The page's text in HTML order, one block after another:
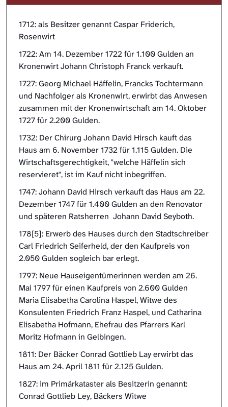
1712: als Besitzer genannt Caspar Friderich,
Rosenwirt
1722: Am 14. Dezember 1722 für 1.100 Gulden an
Kronenwirt Johann Christoph Franck verkauft.
1727: Georg Michael Häffelin, Francks Tochtermann
und Nachfolger als Kronenwirt, erwirbt das Anwesen
zusammen mit der Kronenwirtschaft am 14. Oktober
1727 für 2.200 Gulden.
1732: Der Chirurg Johann David Hirsch kauft das
Haus am 6. November 1732 für 1.115 Gulden. Die
Wirtschaftsgerechtigkeit, "welche Häffelin sich
reservieret", ist im Kauf nicht inbegriffen.
1747: Johann David Hirsch verkauft das Haus am 22.
Dezember 1747 für 1.400 Gulden an den Renovator
und späteren Ratsherren Johann David Seyboth.
178[5]: Erwerb des Hauses durch den Stadtschreiber
Carl Friedrich Seiferheld, der den Kaufpreis von
2.050 Gulden sogleich bar erlegt.
1797: Neue Hauseigentümerinnen werden am 26.
Mai 1797 für einen Kaufpreis von 2.600 Gulden
Maria Elisabetha Carolina Haspel, Witwe des
Konsulenten Friedrich Franz Haspel, und Catharina
Elisabetha Hofmann, Ehefrau des Pfarrers Karl
Moritz Hofmann in Gelbingen.
1811: Der Bäcker Conrad Gottlieb Lay erwirbt das
Haus am 24. April 1811 für 2.125 Gulden.
1827: im Primärkataster als Besitzerin genannt:
Conrad Gottlieb Ley, Bäckers Witwe